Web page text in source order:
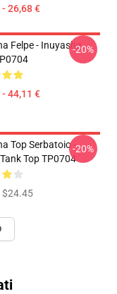
26,68 €
Felpe - Inuyasha
44,11 €
-20%
Top Serbatoio -
Top TP0704
$24.45
-20%